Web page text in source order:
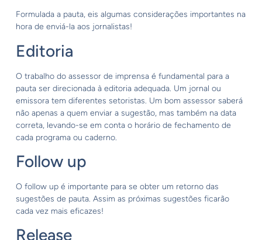
Formulada a pauta, eis algumas considerações importantes na
hora de enviá-la aos jornalistas!
Editoria
O trabalho do assessor de imprensa é fundamental para a
pauta ser direcionada à editoria adequada. Um jornal ou
emissora tem diferentes setoristas. Um bom assessor saberá
não apenas a quem enviar a sugestão, mas também na data
correta, levando-se em conta o horário de fechamento de
cada programa ou caderno.
Follow up
O follow up é importante para se obter um retorno das
sugestões de pauta. Assim as próximas sugestões ficarão
cada vez mais eficazes!
Release